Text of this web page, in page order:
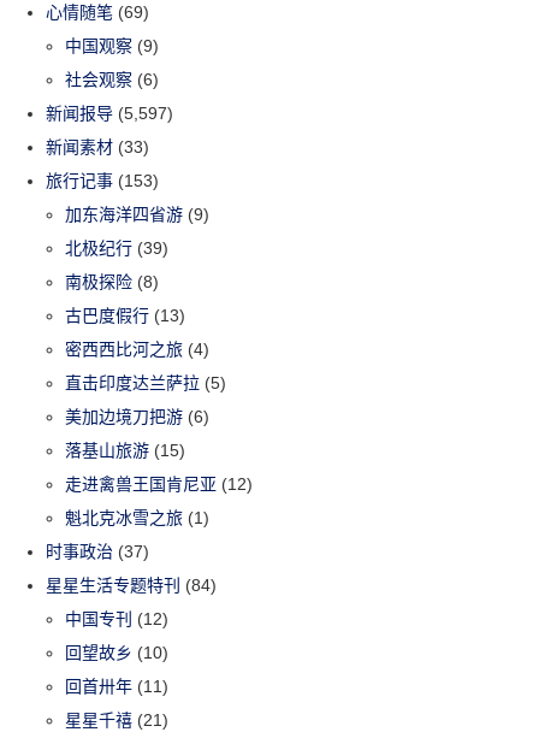
心情随笔 (69)
中国观察 (9)
社会观察 (6)
新闻报导 (5,597)
新闻素材 (33)
旅行记事 (153)
加东海洋四省游 (9)
北极纪行 (39)
南极探险 (8)
古巴度假行 (13)
密西西比河之旅 (4)
直击印度达兰萨拉 (5)
美加边境刀把游 (6)
落基山旅游 (15)
走进禽兽王国肯尼亚 (12)
魁北克冰雪之旅 (1)
时事政治 (37)
星星生活专题特刊 (84)
中国专刊 (12)
回望故乡 (10)
回首卅年 (11)
星星千禧 (21)